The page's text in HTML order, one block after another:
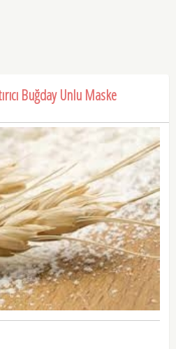
Buğday Unlu Maske